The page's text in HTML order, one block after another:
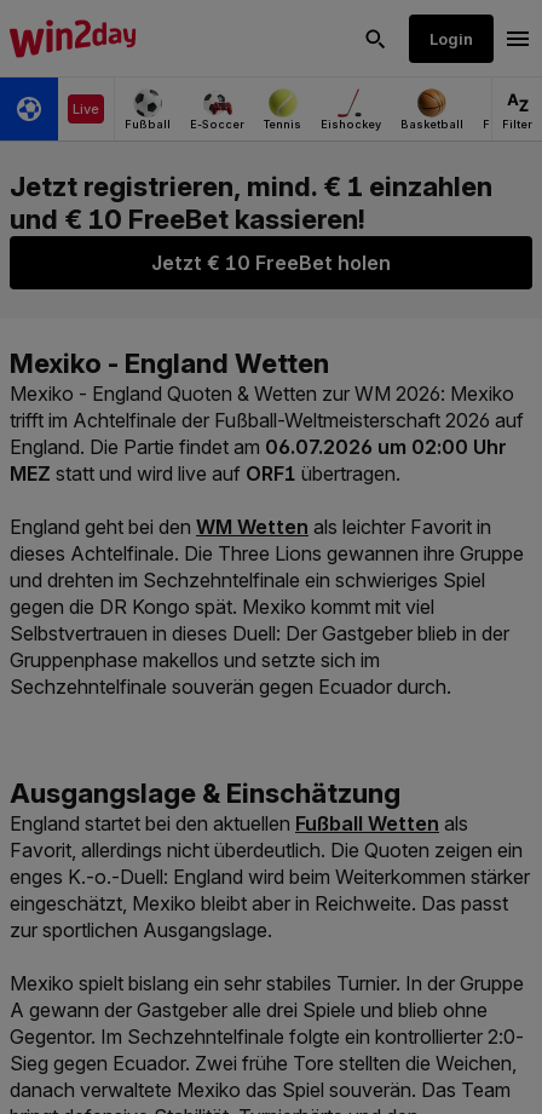
Jetzt € 10 FreeBet holen
Mexiko - England Quoten & Wetten zur WM 2026: Mexiko
trifft im Achtelfinale der Fußball-Weltmeisterschaft 2026 auf
England. Die Partie findet am 06.07.2026 um 02:00 Uhr
MEZ statt und wird live auf ORF1 übertragen.
England geht bei den Link der zu https://
WM Wetten als leichter Favorit in
dieses Achtelfinale. Die Three Lions gewannen ihre Gruppe
und drehten im Sechzehntelfinale ein schwieriges Spiel
gegen die DR Kongo spät. Mexiko kommt mit viel
Selbstvertrauen in dieses Duell: Der Gastgeber blieb in der
Gruppenphase makellos und setzte sich im
Sechzehntelfinale souverän gegen Ecuador durch.
England startet bei den aktuellen Link der zu https://
Fußball Wetten als
Favorit, allerdings nicht überdeutlich. Die Quoten zeigen ein
enges K.-o.-Duell: England wird beim Weiterkommen stärker
eingeschätzt, Mexiko bleibt aber in Reichweite. Das passt
zur sportlichen Ausgangslage.
Mexiko spielt bislang ein sehr stabiles Turnier. In der Gruppe
A gewann der Gastgeber alle drei Spiele und blieb ohne
Gegentor. Im Sechzehntelfinale folgte ein kontrollierter 2:0-
Sieg gegen Ecuador. Zwei frühe Tore stellten die Weichen,
danach verwaltete Mexiko das Spiel souverän. Das Team